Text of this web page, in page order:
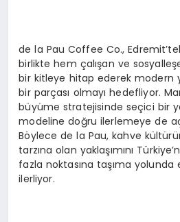
de la Pau Coffee Co.,
birlikte hem çalışan ve
bir kitleye hitap ederek modern
bir parçası olmayı hedefliyor.
büyüme stratejisinde seçici bir
modeline doğru ilerlemeye de
Böylece de la Pau, kahve
tarzına olan yaklaşımını
fazla noktasına taşıma yolunda
ilerliyor.